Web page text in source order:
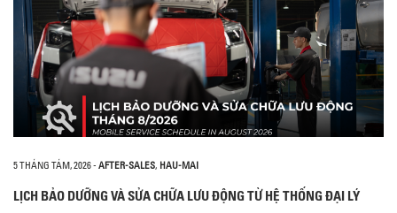
5 THÁNG TÁM, 2026- AFTER-SALES, HAU-MAI
LỊCH BẢO DƯỠNG VÀ SỬA CHỮA LƯU ĐỘNG TỪ HỆ THỐNG ĐẠI LÝ